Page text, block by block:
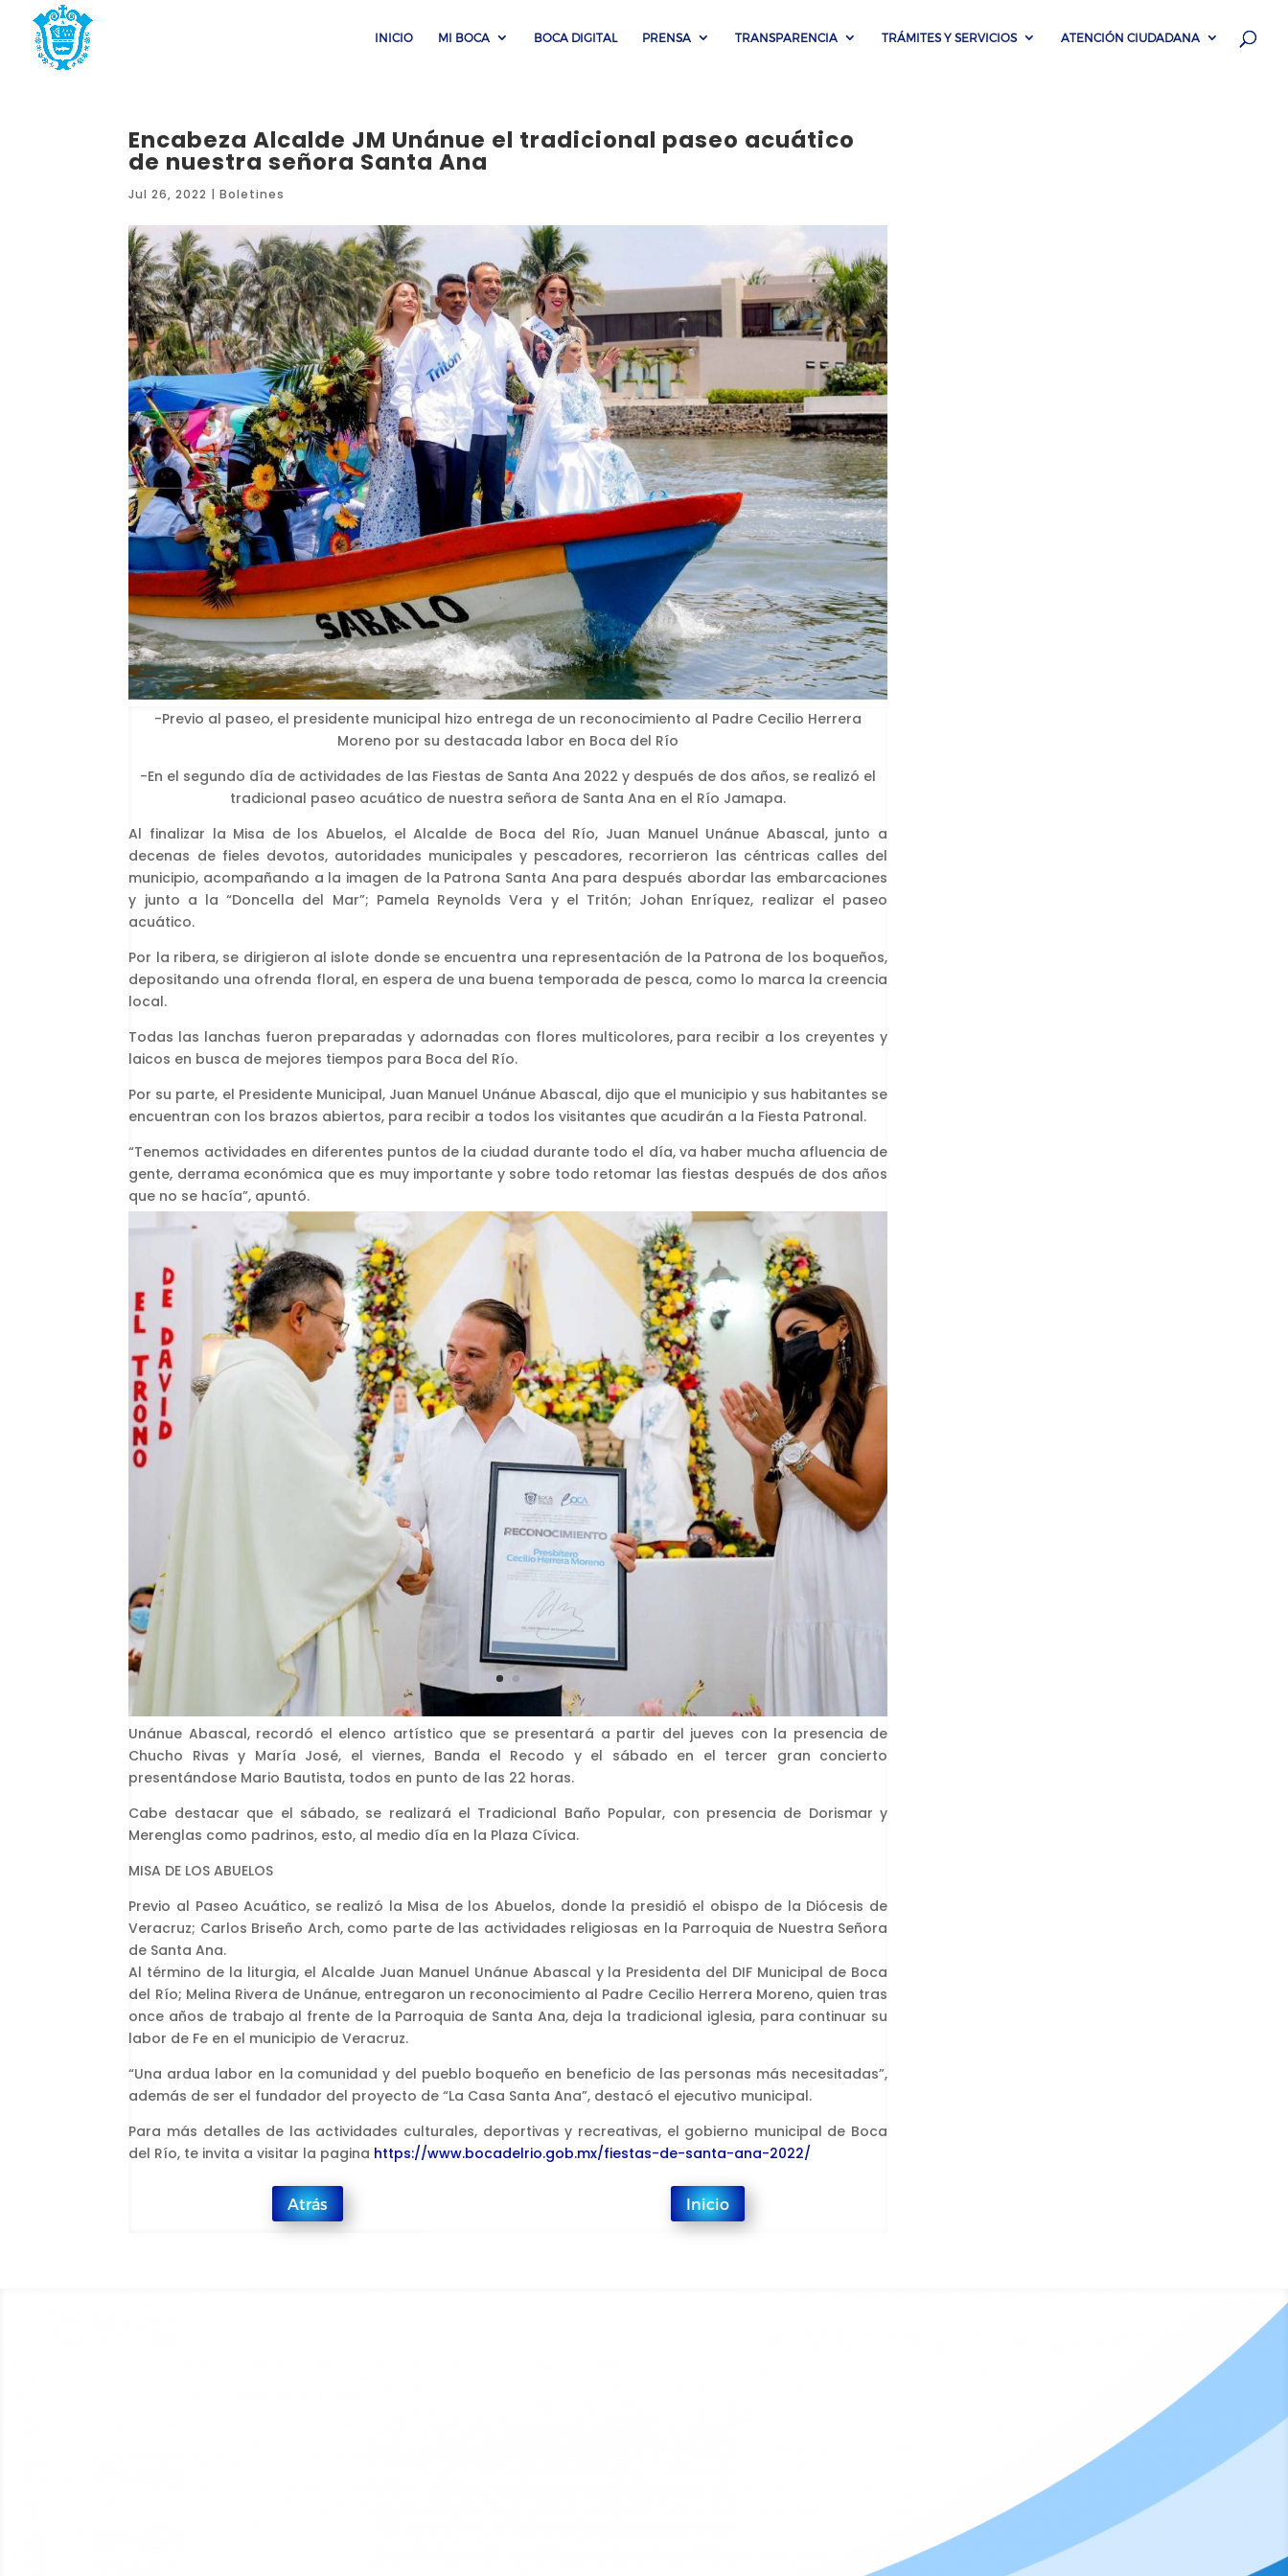
INICIO MI BOCA BOCA DIGITAL PRENSA TRANSPARENCIA TRÁMITES Y SERVICIOS ATENCIÓN CIUDADANA
Encabeza Alcalde JM Unánue el tradicional paseo acuático
de nuestra señora Santa Ana
Jul 26, 2022 |Boletines
-Previo al paseo, el presidente municipal hizo entrega de un reconocimiento al Padre Cecilio Herrera
Moreno por su destacada labor en Boca del Río
-En el segundo día de actividades de las Fiestas de Santa Ana 2022 y después de dos años, se realizó el
tradicional paseo acuático de nuestra señora de Santa Ana en el Río Jamapa.
Al finalizar la Misa de los Abuelos, el Alcalde de Boca del Río, Juan Manuel Unánue Abascal, junto a
decenas de fieles devotos, autoridades municipales y pescadores, recorrieron las céntricas calles del
municipio, acompañando a la imagen de la Patrona Santa Ana para después abordar las embarcaciones
y junto a la “Doncella del Mar”; Pamela Reynolds Vera y el Tritón; Johan Enríquez, realizar el paseo
acuático.
Por la ribera, se dirigieron al islote donde se encuentra una representación de la Patrona de los boqueños,
depositando una ofrenda floral, en espera de una buena temporada de pesca, como lo marca la creencia
local.
Todas las lanchas fueron preparadas y adornadas con flores multicolores, para recibir a los creyentes y
laicos en busca de mejores tiempos para Boca del Río.
Por su parte, el Presidente Municipal, Juan Manuel Unánue Abascal, dijo que el municipio y sus habitantes se
encuentran con los brazos abiertos, para recibir a todos los visitantes que acudirán a la Fiesta Patronal.
“Tenemos actividades en diferentes puntos de la ciudad durante todo el día, va haber mucha afluencia de
gente, derrama económica que es muy importante y sobre todo retomar las fiestas después de dos años
que no se hacía”, apuntó.
Unánue Abascal, recordó el elenco artístico que se presentará a partir del jueves con la presencia de
Chucho Rivas y María José, el viernes, Banda el Recodo y el sábado en el tercer gran concierto
presentándose Mario Bautista, todos en punto de las 22 horas.
Cabe destacar que el sábado, se realizará el Tradicional Baño Popular, con presencia de Dorismar y
Merenglas como padrinos, esto, al medio día en la Plaza Cívica.
MISA DE LOS ABUELOS
Previo al Paseo Acuático, se realizó la Misa de los Abuelos, donde la presidió el obispo de la Diócesis de
Veracruz; Carlos Briseño Arch, como parte de las actividades religiosas en la Parroquia de Nuestra Señora
de Santa Ana.
Al término de la liturgia, el Alcalde Juan Manuel Unánue Abascal y la Presidenta del DIF Municipal de Boca
del Río; Melina Rivera de Unánue, entregaron un reconocimiento al Padre Cecilio Herrera Moreno, quien tras
once años de trabajo al frente de la Parroquia de Santa Ana, deja la tradicional iglesia, para continuar su
labor de Fe en el municipio de Veracruz.
“Una ardua labor en la comunidad y del pueblo boqueño en beneficio de las personas más necesitadas”,
además de ser el fundador del proyecto de “La Casa Santa Ana”, destacó el ejecutivo municipal.
Para más detalles de las actividades culturales, deportivas y recreativas, el gobierno municipal de Boca
del Río, te invita a visitar la pagina https://www.bocadelrio.gob.mx/fiestas-de-santa-ana-2022/
Atrás Inicio